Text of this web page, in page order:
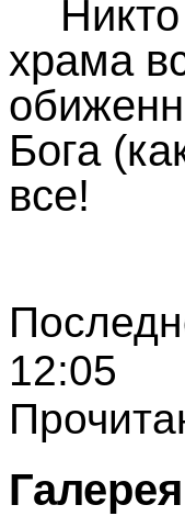
храма
Бога
все!
12:05